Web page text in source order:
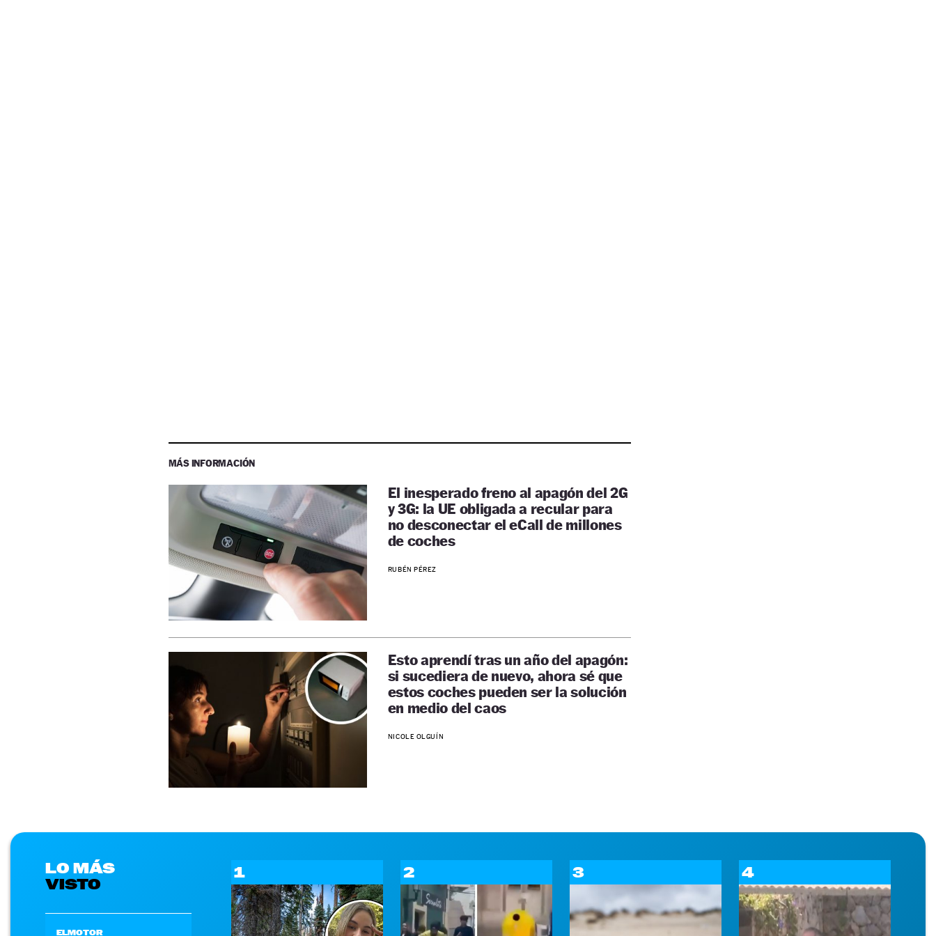
MÁS INFORMACIÓN
El inesperado freno al apagón del 2G
y 3G: la UE obligada a recular para
no desconectar el eCall de millones
de coches
RUBÉN PÉREZ
Esto aprendí tras un año del apagón:
si sucediera de nuevo, ahora sé que
estos coches pueden ser la solución
en medio del caos
NICOLE OLGUÍN
LO MÁS
VISTO
ELMOTOR
1 2 3 4